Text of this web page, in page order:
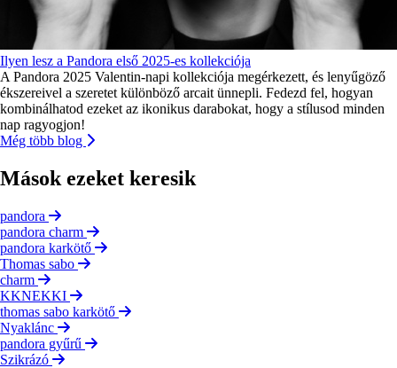
Ilyen lesz a Pandora első 2025-es kollekciója
A Pandora 2025 Valentin-napi kollekciója megérkezett, és lenyűgöző
ékszereivel a szeretet különböző arcait ünnepli. Fedezd fel, hogyan
kombinálhatod ezeket az ikonikus darabokat, hogy a stílusod minden
nap ragyogjon!
Még több blog
Mások ezeket keresik
pandora
pandora charm
pandora karkötő
Thomas sabo
charm
KKNEKKI
thomas sabo karkötő
Nyaklánc
pandora gyűrű
Szikrázó